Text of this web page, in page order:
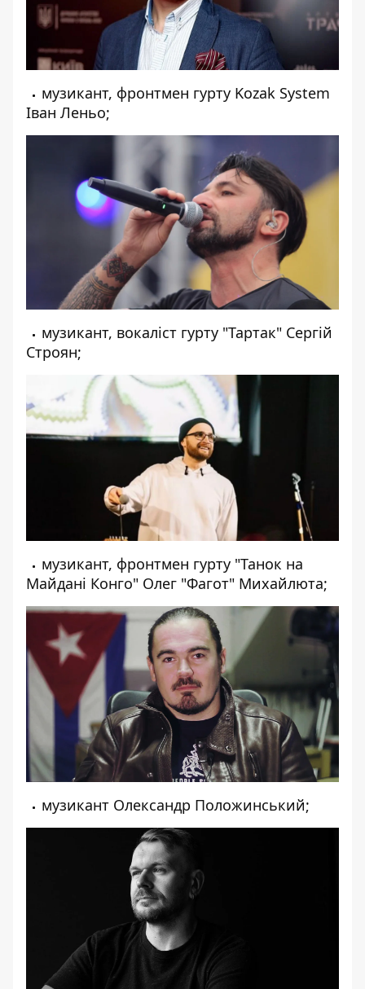
музикант, фронтмен гурту Kozak System
Іван Леньо;
музикант, вокаліст гурту "Тартак" Сергій
Строян;
музикант, фронтмен гурту "Танок на
Майдані Конго" Олег "Фагот" Михайлюта;
музикант Олександр Положинський;